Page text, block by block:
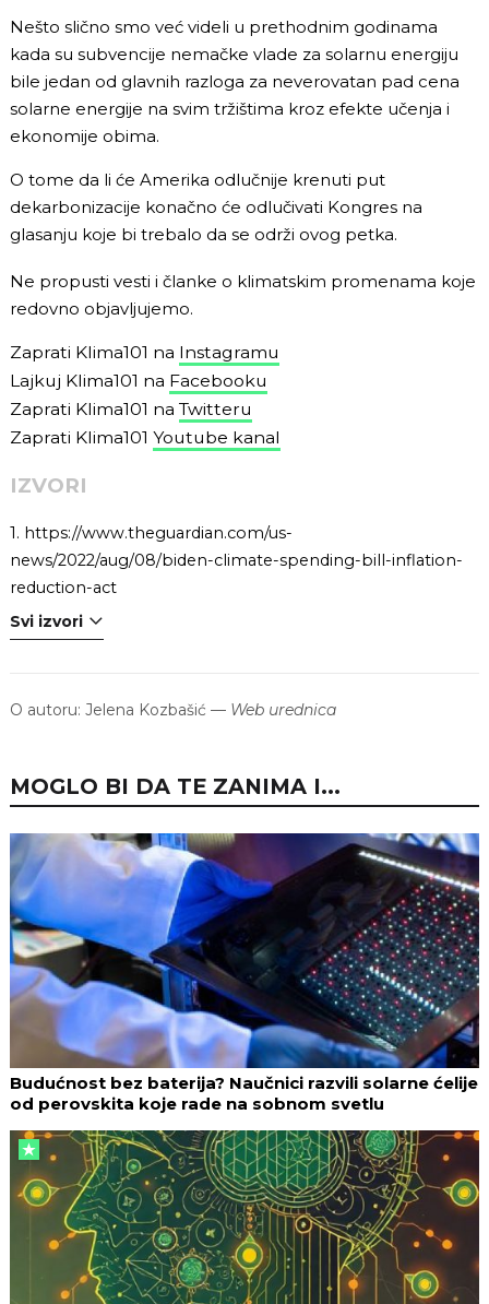
Nešto slično smo već videli u prethodnim godinama
kada su subvencije nemačke vlade za solarnu energiju
bile jedan od glavnih razloga za neverovatan pad cena
solarne energije na svim tržištima kroz efekte učenja i
ekonomije obima.
O tome da li će Amerika odlučnije krenuti put
dekarbonizacije konačno će odlučivati Kongres na
glasanju koje bi trebalo da se održi ovog petka.
Ne propusti vesti i članke o klimatskim promenama koje
redovno objavljujemo.
Zaprati Klima101 na Instagramu
Lajkuj Klima101 na Facebooku
Zaprati Klima101 na Twitteru
Zaprati Klima101 Youtube kanal
IZVORI
1. https://www.theguardian.com/us-
news/2022/aug/08/biden-climate-spending-bill-inflation-
reduction-act
Svi izvori
O autoru: Jelena Kozbašić — Web urednica
MOGLO BI DA TE ZANIMA I...
Budućnost bez baterija? Naučnici razvili solarne ćelije
od perovskita koje rade na sobnom svetlu